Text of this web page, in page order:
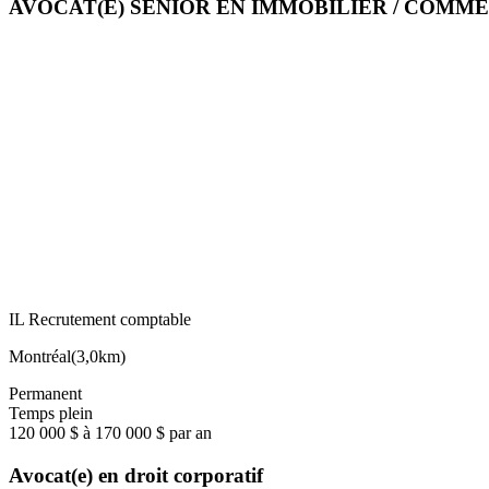
AVOCAT(E) SENIOR EN IMMOBILIER /
IL Recrutement comptable
Montréal(3,0km)
Permanent
Temps plein
120 000 $ à 170 000 $ par an
Avocat(e) en droit corporatif